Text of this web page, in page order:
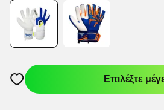
Ανοίγει ένα Modal για να
Επιλέξτε